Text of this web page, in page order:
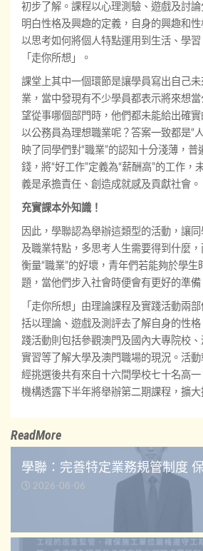
初步了解。課程以心理測驗、遊戲及討
明白性格及興趣的定義，自身的興趣和性
以思考如何將個人特點運用到生活、學
「走你所想」。
課堂上其中一個環節是讓學員寫出自己
業，當中發現有不少學員都表示將來想
望從事哪個部門時，他們都未能給出確
以公務員為理想職業呢？答案一致都是“
映了同學們對“職業”的認知十分淺薄，
錢，將“好工作”定義為“薪酬高”的工作，
義是承擔責任、創造成就感及貢獻社會。
充實課本外知識！
因此，學聯認為舉辦這類型的活動，讓
及職業特點，多思考人生需要得到什麼
衡量“職業”的好壞，青年們若能夠於學生
題，當他們步入社會時便會有更好的準備
「走你所想」由理論課程及實踐活動兩
括以理論、遊戲及測評去了解自身的性
踐活動則包括參觀澳門及國內大專院校
實習等了解大學及澳門職場的現況。活動
經挑選後共有來自十六間學校七十名高
機構透露下半年將舉辦第二期課程，擴大
ReadMore
學聯：完善特定業務規管制度
2026-08-06